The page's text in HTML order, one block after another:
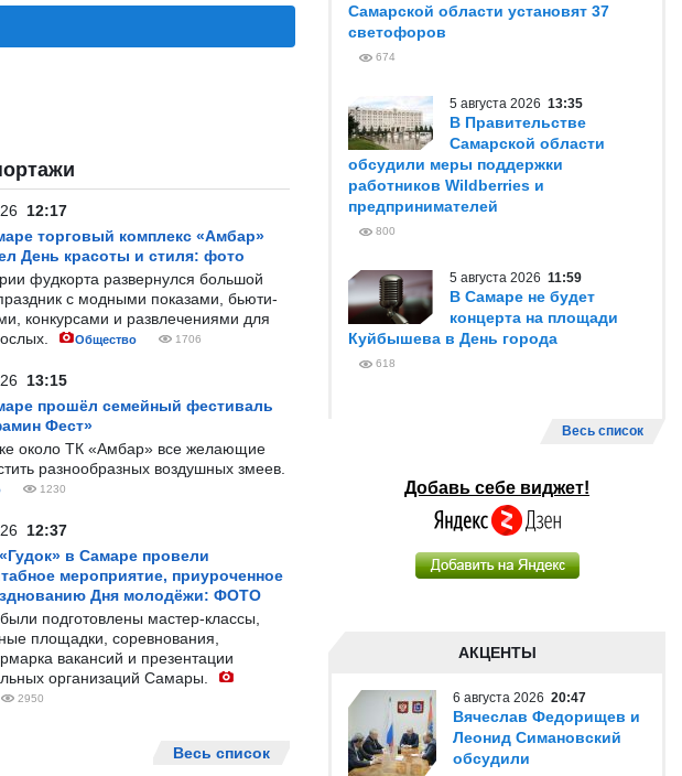
12:17
торговый комплекс «Амбар»
День красоты и стиля: фото
фудкорта развернулся большой
с модными показами, бьюти-
конкурсами и развлечениями для
Общество 1706
13:15
прошёл семейный фестиваль
Фест»
около ТК «Амбар» все желающие
разнообразных воздушных змеев.
1230
12:37
в Самаре провели
мероприятие, приуроченное
Дня молодёжи: ФОТО
подготовлены мастер-классы,
площадки, соревнования,
вакансий и презентации
организаций Самары.
2950
Весь список
Самарской области установят 37
светофоров
674
5 августа 2026 13:35
В Правительстве
Самарской области
обсудили меры поддержки
работников Wildberries и
предпринимателей
800
5 августа 2026 11:59
В Самаре не будет
концерта на площади
Куйбышева в День города
618
Весь список
Добавь себе виджет!
АКЦЕНТЫ
6 августа 2026 20:47
Вячеслав Федорищев и
Леонид Симановский
обсудили